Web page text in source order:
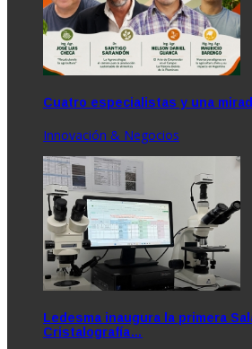
Cuatro especialistas y una
Innovación & Negocios
Ledesma inaugura la primera
Cristalografía…